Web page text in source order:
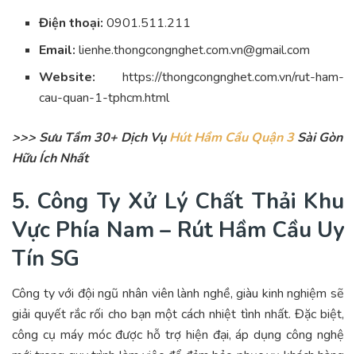
Điện thoại: 0901.511.211
Email: lienhe.thongcongnghet.com.vn@gmail.com
Website: https://thongcongnghet.com.vn/rut-ham-
cau-quan-1-tphcm.html
>>> Sưu Tầm 30+ Dịch VụHút Hầm Cầu Quận 3Sài Gòn
Hữu Ích Nhất
5. Công Ty Xử Lý Chất Thải Khu
Vực Phía Nam – Rút Hầm Cầu Uy
Tín SG
Công ty với đội ngũ nhân viên lành nghề, giàu kinh nghiệm sẽ
giải quyết rắc rối cho bạn một cách nhiệt tình nhất. Đặc biệt,
công cụ máy móc được hỗ trợ hiện đại, áp dụng công nghệ